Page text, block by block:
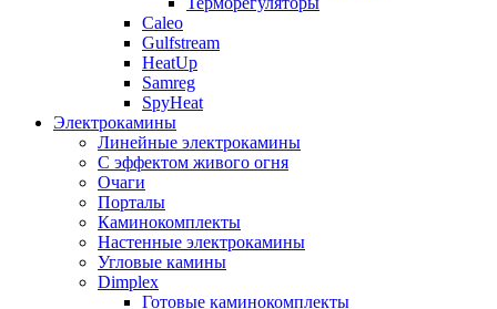
Caleo
Gulfstream
HeatUp
Samreg
SpyHeat
Электрокамины
Линейные электрокамины
С эффектом живого огня
Очаги
Порталы
Каминокомплекты
Настенные электрокамины
Угловые камины
Dimplex
Готовые каминокомплекты